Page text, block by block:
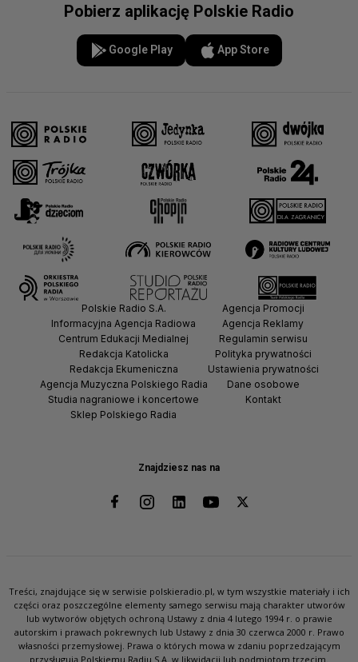
Pobierz aplikację Polskie Radio
Google Play App Store
Znajdziesz nas na
Polskie Radio S.A.
Informacyjna Agencja Radiowa
Centrum Edukacji Medialnej
Redakcja Katolicka
Redakcja Ekumeniczna
Agencja Muzyczna Polskiego Radia
Studia nagraniowe i koncertowe
Sklep Polskiego Radia
Agencja Promocji
Agencja Reklamy
Regulamin serwisu
Polityka prywatności
Ustawienia prywatności
Dane osobowe
Kontakt
Treści, znajdujące się w serwisie polskieradio.pl, w tym wszystkie materiały i ich
części oraz poszczególne elementy samego serwisu mają charakter utworów
lub wytworów objętych ochroną Ustawy z dnia 4 lutego 1994 r. o prawie
autorskim i prawach pokrewnych lub Ustawy z dnia 30 czerwca 2000 r. Prawo
własności przemysłowej. Prawa o których mowa w zdaniu poprzedzającym
przysługują Polskiemu Radiu S.A. w likwidacji lub podmiotom trzecim.